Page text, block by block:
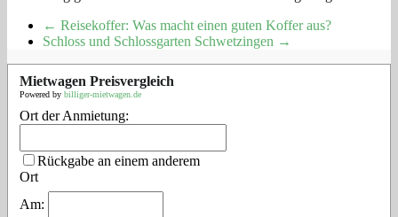
← Reisekoffer: Was macht einen guten Koffer aus?
Schloss und Schlossgarten Schwetzingen →
Mietwagen Preisvergleich
Powered by billiger-mietwagen.de
Ort der Anmietung:
Rückgabe an einem anderem
Ort
Am: